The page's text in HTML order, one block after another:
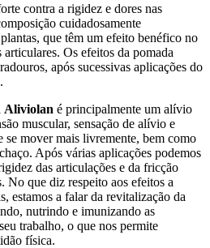
contra a rigidez e dores nas
cuidadosamente
que têm um efeito benéfico no
Os efeitos da pomada
após sucessivas aplicações do
Aliviolan é principalmente um alívio
muscular, sensação de alívio e
se mover mais livremente, bem como
Após várias aplicações podemos
das articulações e da fricção
No que diz respeito aos efeitos a
estamos a falar da revitalização da
nutrindo e imunizando as
trabalho, o que nos permite
física.